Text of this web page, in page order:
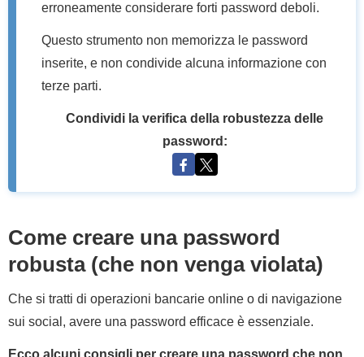
erroneamente considerare forti password deboli.
Questo strumento non memorizza le password
inserite, e non condivide alcuna informazione con
terze parti.
Condividi la verifica della robustezza delle
password:
Come creare una password
robusta (che non venga violata)
Che si tratti di operazioni bancarie online o di navigazione
sui social, avere una password efficace è essenziale.
Ecco alcuni consigli per creare una password che non